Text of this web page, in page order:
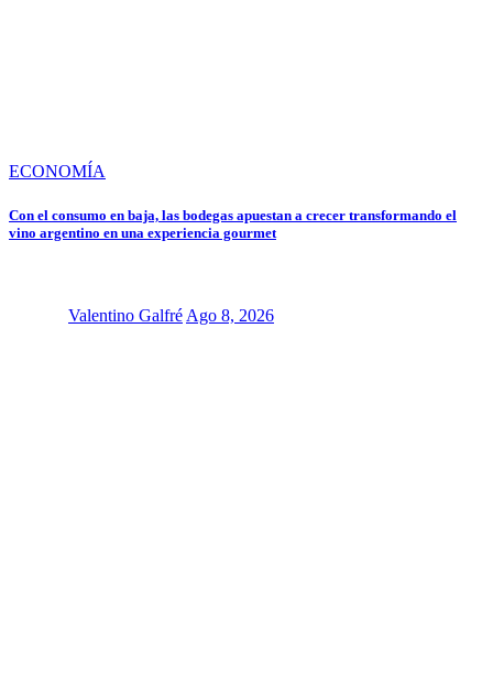
ECONOMÍA
Con el consumo en baja, las bodegas apuestan a crecer transformando el
vino argentino en una experiencia gourmet
Valentino Galfré Ago 8, 2026